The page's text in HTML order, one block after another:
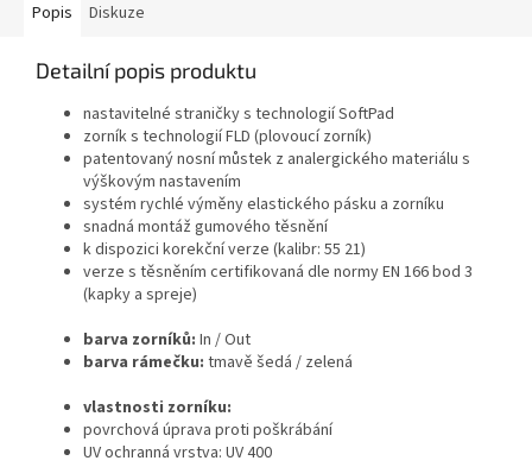
Popis Diskuze
Detailní popis produktu
nastavitelné straničky s technologií SoftPad
zorník s technologií FLD (plovoucí zorník)
patentovaný nosní můstek z analergického materiálu s
výškovým nastavením
systém rychlé výměny elastického pásku a zorníku
snadná montáž gumového těsnění
k dispozici korekční verze (kalibr: 55 21)
verze s těsněním certifikovaná dle normy EN 166 bod 3
(kapky a spreje)
barva zorníků: In / Out
barva rámečku: tmavě šedá / zelená
vlastnosti zorníku:
povrchová úprava proti poškrábání
UV ochranná vrstva: UV 400